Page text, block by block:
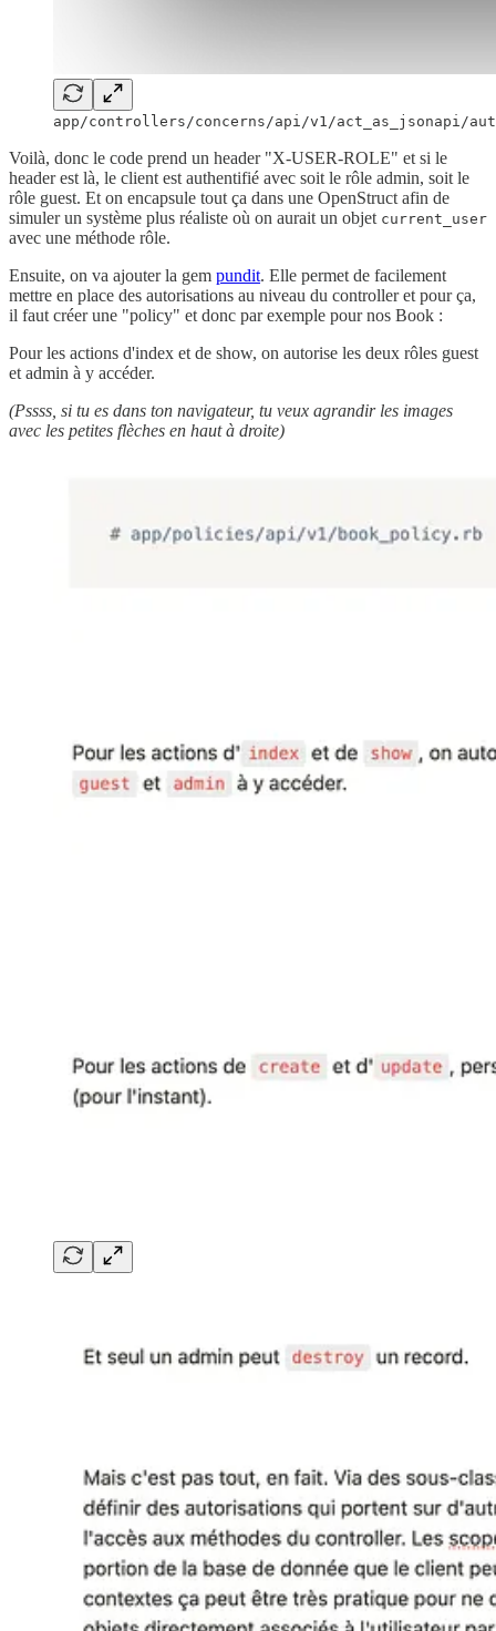
app/controllers/concerns/api/v1/act_as_jsonapi/
Voilà, donc le code prend un header "X-USER-ROLE" et si le
header est là, le client est authentifié avec soit le rôle admin, soit le
rôle guest. Et on encapsule tout ça dans une OpenStruct afin de
simuler un système plus réaliste où on aurait un objet current_user
avec une méthode rôle.
Ensuite, on va ajouter la gem pundit. Elle permet de facilement
mettre en place des autorisations au niveau du controller et pour ça,
il faut créer une "policy" et donc par exemple pour nos Book :
Pour les actions d'index et de show, on autorise les deux rôles guest
et admin à y accéder.
(Pssss, si tu es dans ton navigateur, tu veux agrandir les images
avec les petites flèches en haut à droite)